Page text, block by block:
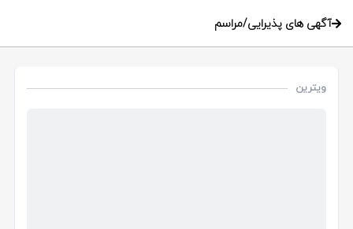
آگهی های پذیرایی/مراسم
ویترین